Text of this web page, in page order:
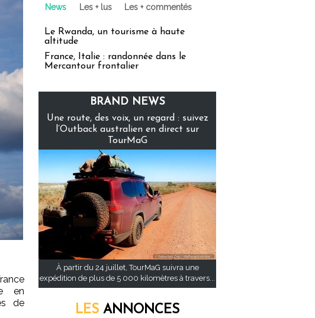
en
de
News Les + lus Les + commentés
Le Rwanda, un tourisme à haute
altitude
France, Italie : randonnée dans le
Mercantour frontalier
BRAND NEWS
Une route, des voix, un regard : suivez
l’Outback australien en direct sur
TourMaG
À partir du 24 juillet, TourMaG suivra une
expédition de plus de 5 000 kilomètres à travers...
LES ANNONCES